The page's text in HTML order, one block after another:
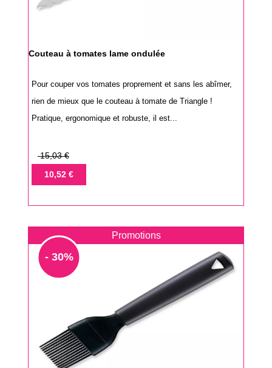
Couteau à tomates lame ondulée
Pour couper vos tomates proprement et sans les abîmer,
rien de mieux que le couteau à tomate de Triangle !
Pratique, ergonomique et robuste, il est...
Prix
base
15,03 €
Prix10,52 €
Promotions
- 30%